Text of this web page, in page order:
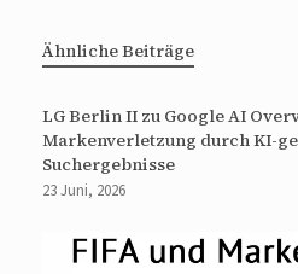
Ähnliche Beiträge
LG Berlin II zu Google AI
Markenverletzung durch KI-
Suchergebnisse
23 Juni, 2026